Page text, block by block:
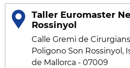
Taller Euromaster
Rossinyol
Calle Gremi de
Poligono Son Rossinyol,
de Mallorca - 07009